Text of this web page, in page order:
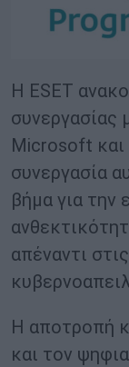
Η ESET
συνεργασίας
Microsoft
συνεργασία
βήμα για την
απέναντι
Η αποτροπή
και τον